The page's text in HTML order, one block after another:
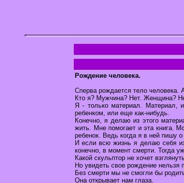
Рождение человека.
Сперва рождается тело человека.
Кто я? Мужчина? Нет. Женщина?
Я - только материал. Материал,
ребенком, или еще как-нибудь.
Конечно, я делаю из этого
жить. Мне помогает и эта книга.
ребенок. Ведь когда я в ней пишу
И если всю жизнь я делаю себя
конечно, в момент смерти. Тогда
Какой скульптор не хочет
Но увидеть свое рождение нельзя
Без смерти мы не смогли бы
Она открывает нам глаза.